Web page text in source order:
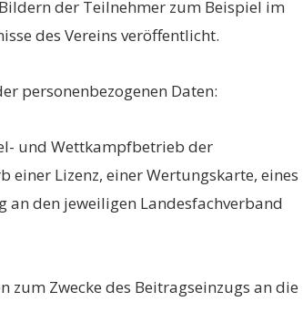
der Teilnehmer zum Beispiel im
des Vereins veröffentlicht.
personenbezogenen Daten:
und Wettkampfbetrieb der
einer Lizenz, einer Wertungskarte, eines
den jeweiligen Landesfachverband
Zwecke des Beitragseinzugs an die